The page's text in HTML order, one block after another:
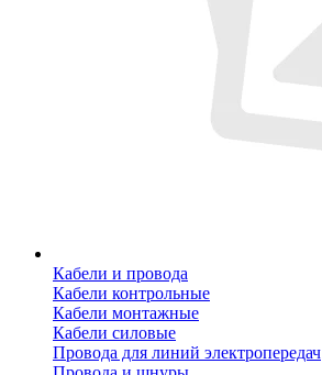
Кабели и провода
Кабели контрольные
Кабели монтажные
Кабели силовые
Провода для линий электропередач